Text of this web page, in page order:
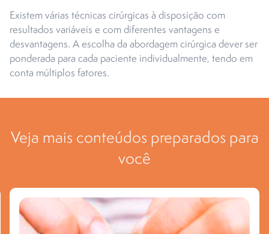
Existem várias técnicas cirúrgicas à disposição com
resultados variáveis e com diferentes vantagens e
desvantagens. A escolha da abordagem cirúrgica dever ser
ponderada para cada paciente individualmente, tendo em
conta múltiplos fatores.
Veja mais conteúdos preparados para
você